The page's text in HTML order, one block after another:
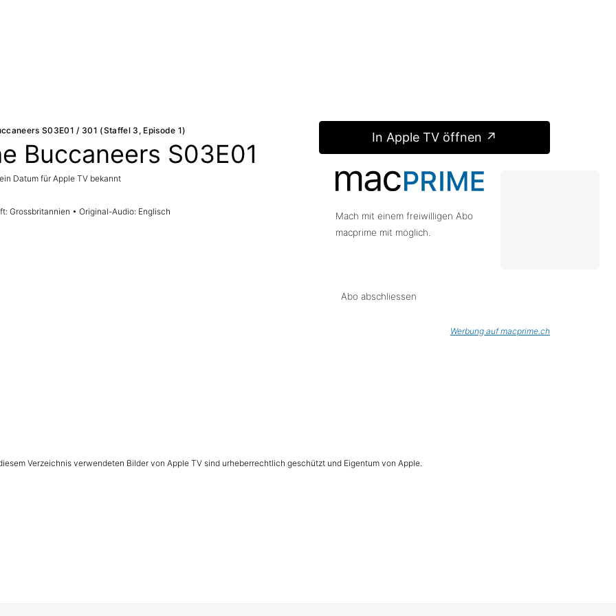
S03E01 / 301 (Staffel 3, Episode 1)
Buccaneers S03E01
Datum für Apple TV bekannt
Grossbritannien • Original-Audio: Englisch
In Apple TV öffnen ↗
Mach mit einem freiwilligen Abo
macprime mit möglich.
Abo abschliessen
Werbung auf macprime.ch
Verzeichnis verwendeten Bilder von Apple TV sind urheberrechtlich geschützt und Eigentum von Apple.